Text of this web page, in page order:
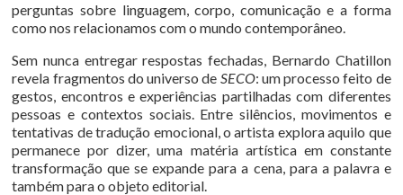
perguntas sobre linguagem, corpo, comunicação e a forma
como nos relacionamos com o mundo contemporâneo.
Sem nunca entregar respostas fechadas, Bernardo Chatillon
revela fragmentos do universo de SECO: um processo feito de
gestos, encontros e experiências partilhadas com diferentes
pessoas e contextos sociais. Entre silêncios, movimentos e
tentativas de tradução emocional, o artista explora aquilo que
permanece por dizer, uma matéria artística em constante
transformação que se expande para a cena, para a palavra e
também para o objeto editorial.